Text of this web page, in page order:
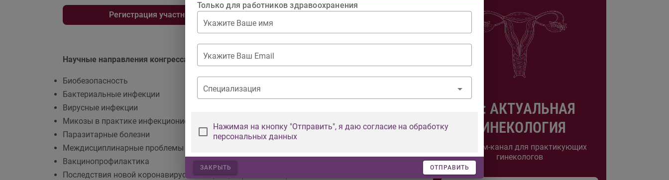
Регистрация участников, прием тезисов и подача заявок на доклады.
Научные направления конгресса:
Биобезопасность
Бактериальные инфекции
Вирусные инфекции
Микозы в практике инфекциониста
Паразитарные болезни
Междисциплинарные проблемы инфекционных болезней
Вакцинопрофилактика
Последствия новой коронавирусной инфекции (SARS-CoV-2)
AG: АКТУАЛЬНАЯ
ГИНЕКОЛОГИЯ
Телеграм-канал для практикующих
гинекологов
Только для работников здравоохранения
Укажите Ваше имя
Укажите Ваш Email
Специализация
Нажимая на кнопку "Отправить", я даю согласие на обработку
персональных данных
ЗАКРЫТЬ ОТПРАВИТЬ